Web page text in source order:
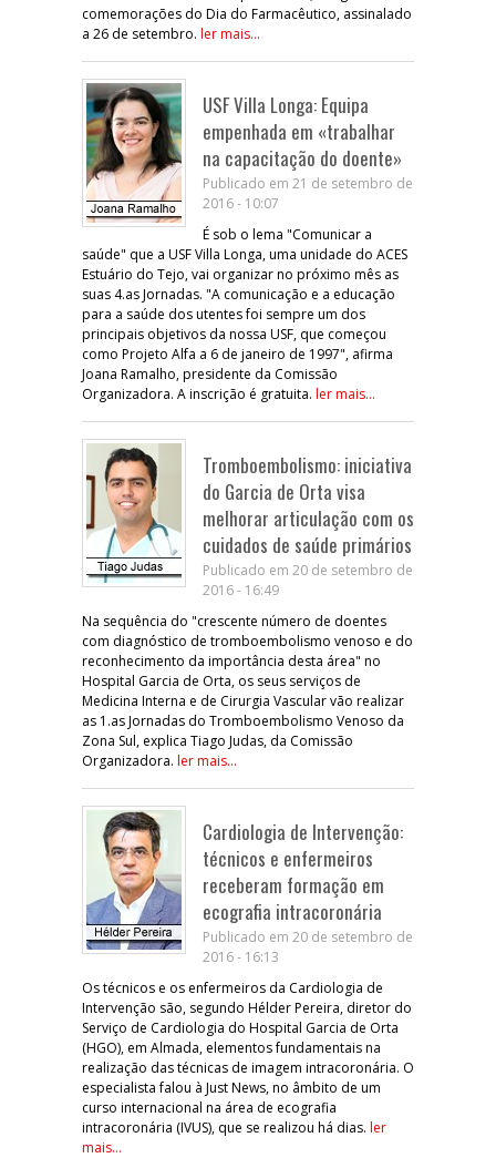
comemorações do Dia do Farmacêutico, assinalado
a 26 de setembro. ler mais...
USF Villa Longa: Equipa
empenhada em «trabalhar
na capacitação do doente»
Publicado em 21 de setembro de
2016 - 10:07
É sob o lema "Comunicar a
saúde" que a USF Villa Longa, uma unidade do ACES
Estuário do Tejo, vai organizar no próximo mês as
suas 4.as Jornadas. "A comunicação e a educação
para a saúde dos utentes foi sempre um dos
principais objetivos da nossa USF, que começou
como Projeto Alfa a 6 de janeiro de 1997", afirma
Joana Ramalho, presidente da Comissão
Organizadora. A inscrição é gratuita. ler mais...
Tromboembolismo: iniciativa
do Garcia de Orta visa
melhorar articulação com os
cuidados de saúde primários
Publicado em 20 de setembro de
2016 - 16:49
Na sequência do "crescente número de doentes
com diagnóstico de tromboembolismo venoso e do
reconhecimento da importância desta área" no
Hospital Garcia de Orta, os seus serviços de
Medicina Interna e de Cirurgia Vascular vão realizar
as 1.as Jornadas do Tromboembolismo Venoso da
Zona Sul, explica Tiago Judas, da Comissão
Organizadora. ler mais...
Cardiologia de Intervenção:
técnicos e enfermeiros
receberam formação em
ecografia intracoronária
Publicado em 20 de setembro de
2016 - 16:13
Os técnicos e os enfermeiros da Cardiologia de
Intervenção são, segundo Hélder Pereira, diretor do
Serviço de Cardiologia do Hospital Garcia de Orta
(HGO), em Almada, elementos fundamentais na
realização das técnicas de imagem intracoronária. O
especialista falou à Just News, no âmbito de um
curso internacional na área de ecografia
intracoronária (IVUS), que se realizou há dias. ler
mais...